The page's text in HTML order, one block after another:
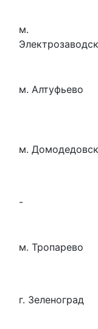
м.
м. Алтуфьево
м.
-
м. Тропарево
г. Зеленоград